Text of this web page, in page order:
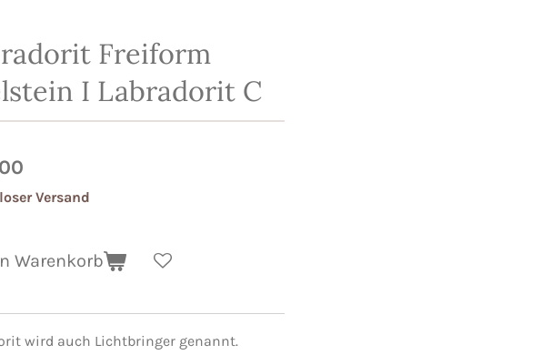
Freiform
I Labradorit C
Versand
Warenkorb
wird auch Lichtbringer genannt.